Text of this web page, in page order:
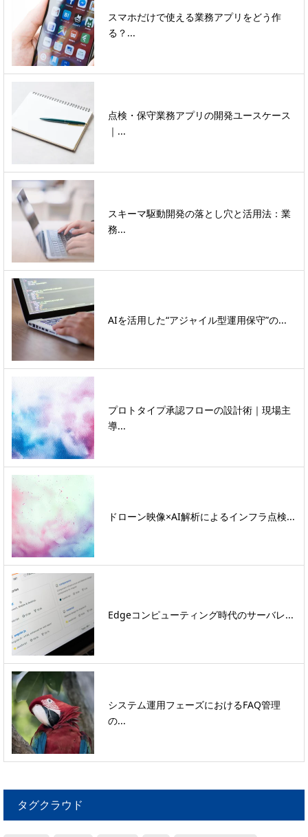
スマホだけで使える業務アプリをどう作
る？...
点検・保守業務アプリの開発ユースケース
｜...
スキーマ駆動開発の落とし穴と活用法：業
務...
AIを活用した“アジャイル型運用保守”の...
プロトタイプ承認フローの設計術｜現場主
導...
ドローン映像×AI解析によるインフラ点検...
Edgeコンピューティング時代のサーバレ...
システム運用フェーズにおけるFAQ管理
の...
タグクラウド